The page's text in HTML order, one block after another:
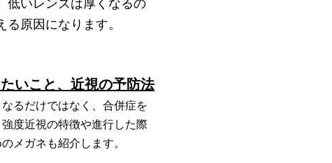
低いレンズは厚くなるの
原因になります。
いこと、近視の予防法
るだけではなく、合併症を
度近視の特徴や進行した際
メガネも紹介します。